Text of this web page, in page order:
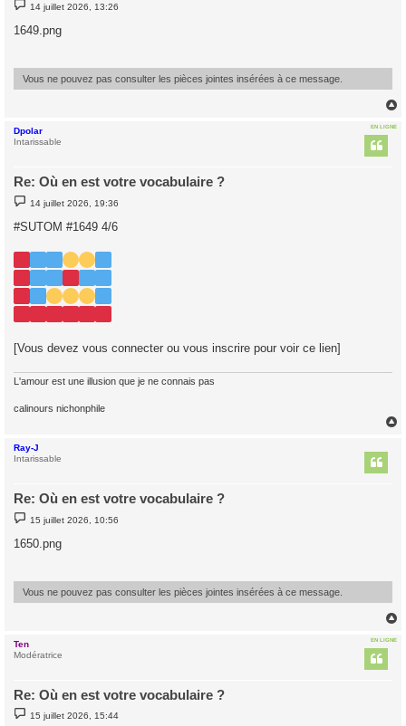
M
e
s
s
e
14 juillet 2026, 13:26
1649.png
Vous ne pouvez pas consulter les pièces jointes insérées à ce message.
EN LIGNE
Dpolar
Intarissable
Re: Où en est votre vocabulaire ?
M
e
s
s
g
14 juillet 2026, 19:36
#SUTOM #1649 4/6
[Vous devez vous connecter ou vous inscrire pour voir ce lien]
L'amour est une illusion que je ne connais pas
calinours nichonphile
Ray-J
Intarissable
Re: Où en est votre vocabulaire ?
M
e
s
s
e
15 juillet 2026, 10:56
1650.png
Vous ne pouvez pas consulter les pièces jointes insérées à ce message.
EN LIGNE
Ten
Modératrice
Re: Où en est votre vocabulaire ?
M
e
15 juillet 2026, 15:44